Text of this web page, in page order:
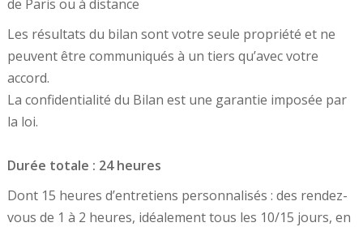
de Paris ou à distance
Les résultats du bilan sont votre seule propriété et ne
peuvent être communiqués à un tiers qu’avec votre
accord.
La confidentialité du Bilan est une garantie imposée par
la loi.
Durée totale : 24 heures
Dont 15 heures d’entretiens personnalisés : des rendez-
vous de 1 à 2 heures, idéalement tous les 10/15 jours, en